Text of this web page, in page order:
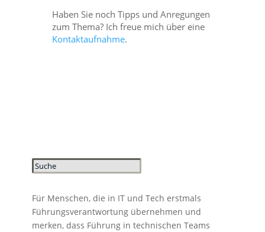
Haben Sie noch Tipps und Anregungen
zum Thema? Ich freue mich über eine
Kontaktaufnahme.
Für Menschen, die in IT und Tech erstmals
Führungsverantwortung übernehmen und
merken, dass Führung in technischen Teams